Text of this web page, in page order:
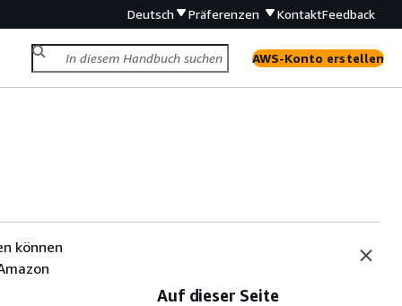
Deutsch Präferenzen KontaktFeedback
AWS-Konto erstellen
können
Auf dieser Seite